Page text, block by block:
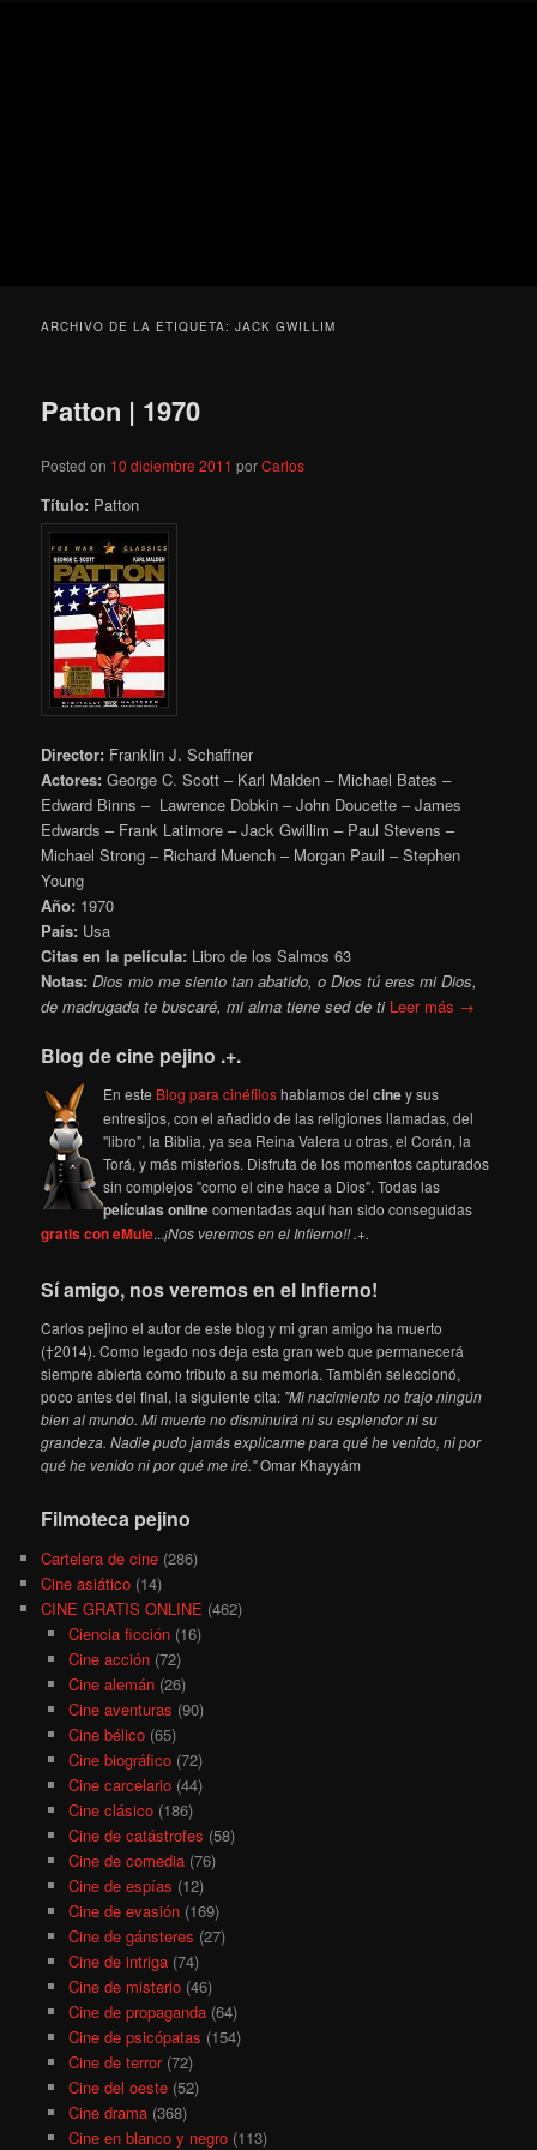
ARCHIVO DE LA ETIQUETA:JACK GWILLIM
Patton | 1970
Posted on 10 diciembre 2011 porCarlos
Título: Patton
Director: Franklin J. Schaffner
Actores: George C. Scott – Karl Malden – Michael Bates –
Edward Binns – Lawrence Dobkin – John Doucette – James
Edwards – Frank Latimore – Jack Gwillim – Paul Stevens –
Michael Strong – Richard Muench – Morgan Paull – Stephen
Young
Año: 1970
País: Usa
Citas en la película: Libro de los Salmos 63
Notas:Dios mio me siento tan abatido, o Dios tú eres mi Dios,
de madrugada te buscaré, mi alma tiene sed de ti Leer más →
Blog de cine pejino .+.
En este Blog para cinéfiloshablamos delciney sus
entresijos, con el añadido de las religiones llamadas, del
"libro", la Biblia, ya sea Reina Valera u otras, el Corán, la
Torá, y más misterios. Disfruta de los momentos capturados
sin complejos "como el cine hace a Dios". Todas las
películas onlinecomentadas aquí han sido conseguidas
gratis con eMule...¡Nos veremos en el Infierno!! .+.
Sí amigo, nos veremos en el Infierno!
Carlos pejino el autor de este blog y mi gran amigo ha muerto
(†2014). Como legado nos deja esta gran web que permanecerá
siempre abierta como tributo a su memoria. También seleccionó,
poco antes del final, la siguiente cita: "Mi nacimiento no trajo ningún
bien al mundo. Mi muerte no disminuirá ni su esplendor ni su
grandeza. Nadie pudo jamás explicarme para qué he venido, ni por
qué he venido ni por qué me iré."Omar Khayyám
Filmoteca pejino
Cartelera de cine (286)
Cine asiático (14)
CINE GRATIS ONLINE (462)
Ciencia ficción(16)
Cine acción(72)
Cine alemán(26)
Cine aventuras (90)
Cine bélico(65)
Cine biográfico(72)
Cine carcelario(44)
Cine clásico(186)
Cine de catástrofes (58)
Cine de comedia(76)
Cine de espías (12)
Cine de evasión(169)
Cine de gánsteres (27)
Cine de intriga(74)
Cine de misterio(46)
Cine de propaganda(64)
Cine de psicópatas (154)
Cine de terror(72)
Cine del oeste(52)
Cine drama(368)
Cine en blanco y negro(113)